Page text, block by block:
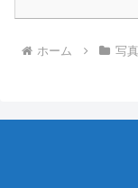
ホーム 写真